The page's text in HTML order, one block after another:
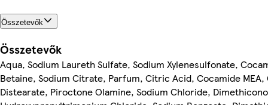
Összetevők
Összetevők
Aqua, Sodium Laureth Sulfate, Sodium Xylenesulfonate,
Betaine, Sodium Citrate, Parfum, Citric Acid, Cocamide MEA,
Distearate, Piroctone Olamine, Sodium Chloride,